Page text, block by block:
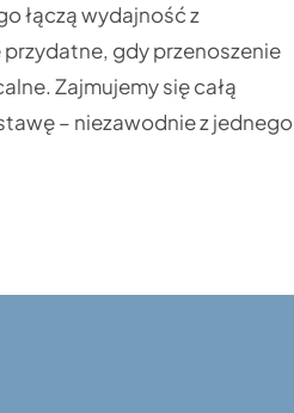
łączą wydajność z
gdy przenoszenie
Zajmujemy się całą
– niezawodnie z jednego